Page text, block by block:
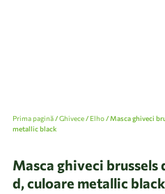
Prima pagină/Ghivece/ Elho/ Masca ghiveci
metallic black
Masca ghiveci
d, culoare metallic black